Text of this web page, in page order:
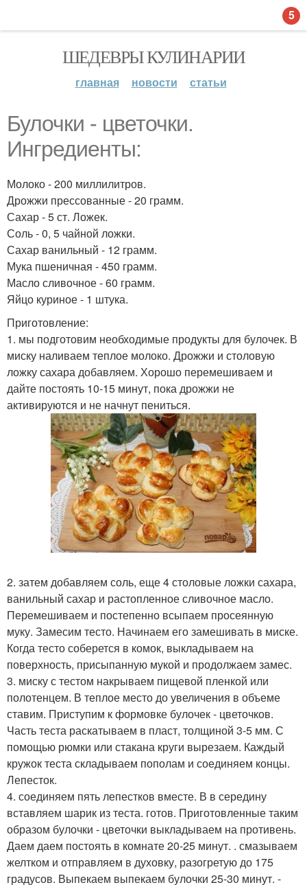
ШЕДЕВРЫ КУЛИНАРИИ
главная новости статьи
Булочки - цветочки.
Ингредиенты:
Молоко - 200 миллилитров.
Дрожжи прессованные - 20 грамм.
Сахар - 5 ст. Ложек.
Соль - 0, 5 чайной ложки.
Сахар ванильный - 12 грамм.
Мука пшеничная - 450 грамм.
Масло сливочное - 60 грамм.
Яйцо куриное - 1 штука.
Приготовление:
1. мы подготовим необходимые продукты для булочек. В
миску наливаем теплое молоко. Дрожжи и столовую
ложку сахара добавляем. Хорошо перемешиваем и
дайте постоять 10-15 минут, пока дрожжи не
активируются и не начнут пениться.
2. затем добавляем соль, еще 4 столовые ложки сахара,
ванильный сахар и растопленное сливочное масло.
Перемешиваем и постепенно всыпаем просеянную
муку. Замесим тесто. Начинаем его замешивать в миске.
Когда тесто соберется в комок, выкладываем на
поверхность, присыпанную мукой и продолжаем замес.
3. миску с тестом накрываем пищевой пленкой или
полотенцем. В теплое место до увеличения в объеме
ставим. Приступим к формовке булочек - цветочков.
Часть теста раскатываем в пласт, толщиной 3-5 мм. С
помощью рюмки или стакана круги вырезаем. Каждый
кружок теста складываем пополам и соединяем концы.
Лепесток.
4. соединяем пять лепестков вместе. В в середину
вставляем шарик из теста. готов. Приготовленные таким
образом булочки - цветочки выкладываем на противень.
Даем даем постоять в комнате 20-25 минут. . смазываем
желтком и отправляем в духовку, разогретую до 175
градусов. Выпекаем выпекаем булочки 25-30 минут. -
5